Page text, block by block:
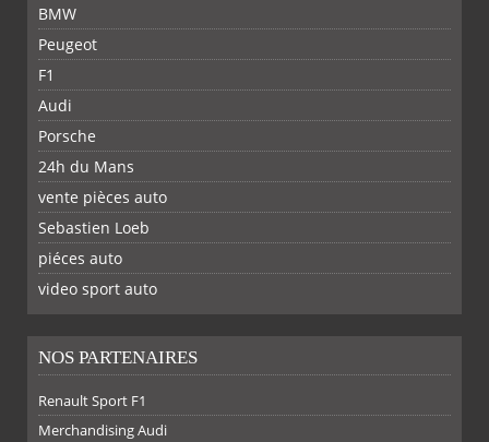
SUR SUR SUR SUR
FACEBOOKTWITTER
BMW
Peugeot
F1
Audi
Porsche
24h du Mans
vente pièces auto
Sebastien Loeb
piéces auto
video sport auto
NOS PARTENAIRES
Renault Sport F1
Merchandising Audi